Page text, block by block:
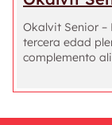
Okalvit Senior
tercera edad
complemento